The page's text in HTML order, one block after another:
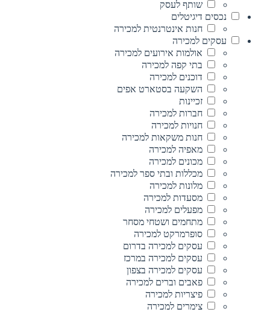
שותף לעסק
נכסים דיגיטלים
חנות אינטרנטית למכירה
עסקים למכירה
אולמות אירועים למכירה
בתי קפה למכירה
דוכנים למכירה
השקעה בסטארט אפים
זכיינות
חברות למכירה
חנויות למכירה
חנות משקאות למכירה
מאפיה למכירה
מכונים למכירה
מכללות ובתי ספר למכירה
מלונות למכירה
מסעדות למכירה
מפעלים למכירה
מתחמים ושטחי מסחר
סופרמרקט למכירה
עסקים למכירה בדרום
עסקים למכירה במרכז
עסקים למכירה בצפון
פאבים וברים למכירה
פיצריות למכירה
צימרים למכירה